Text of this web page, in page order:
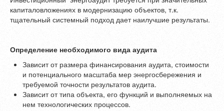
капиталовложениях в модернизацию объектов, т.к.
тщательный системный подход дает наилучшие результаты.
Определение необходимого вида аудита
Зависит от размера финансирования аудита, стоимости
и потенциального масштаба мер энергосбережения и
требуемой точности результатов аудита.
Зависит от типа объекта, его функций и выполняемых на
нем технологических процессов.